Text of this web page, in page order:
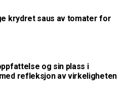
krydret saus av tomater for
og sin plass i
refleksjon av virkeligheten